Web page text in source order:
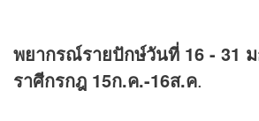
พยากรณ์รายปักษ์วันที่ 16 - 31
ราศีกรกฎ 15ก.ค.-16ส.ค.